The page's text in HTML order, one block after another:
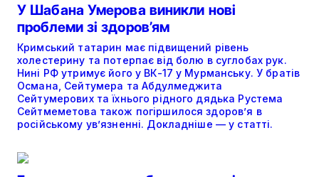
У Шабана Умерова виникли нові
проблеми зі здоров’ям
Кримський татарин має підвищений рівень
холестерину та потерпає від болю в суглобах рук.
Нині РФ утримує його у ВК-17 у Мурманську. У братів
Османа, Сейтумера та Абдулмеджита
Сейтумерових та їхнього рідного дядька Рустема
Сейтмеметова також погіршилося здоров’я в
російському ув’язненні. Докладніше — у статті.